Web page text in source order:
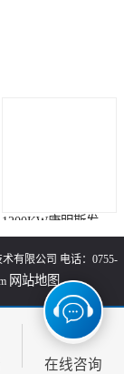
880KW康明斯发电机组（KTA38-G5柴油机）
有限公司 电话：0755-
网站地图
在线咨询